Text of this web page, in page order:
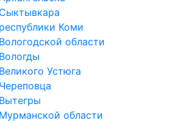
Коми
области
Устюга
области